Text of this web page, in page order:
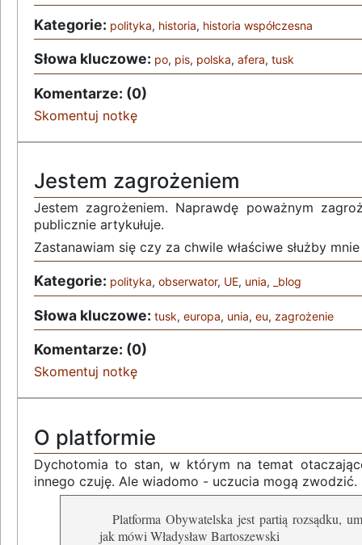
Kategorie: polityka, historia, historia współczesna
Słowa kluczowe: po, pis, polska, afera, tusk
Komentarze: (0)
Skomentuj notkę
Jestem zagrożeniem
Jestem zagrożeniem. Naprawdę poważnym
publicznie artykułuje.
Zastanawiam się czy za chwile właściwe służby
Kategorie: polityka, obserwator, UE, unia, _blog
Słowa kluczowe: tusk, europa, unia, eu, zagrożenie
Komentarze: (0)
Skomentuj notkę
O platformie
Dychotomia to stan, w którym na temat
innego czuję. Ale wiadomo - uczucia mogą zwodzić.
Platforma Obywatelska jest partią rozsądku,
jak mówi Władysław Bartoszewski